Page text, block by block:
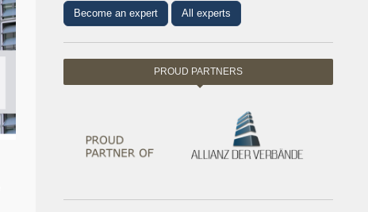
Become an expert All experts
PROUD PARTNERS